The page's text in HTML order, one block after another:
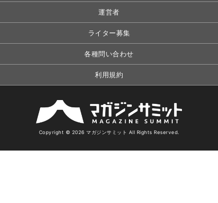
運営者
ライター募集
各種問い合わせ
利用規約
Copyright © 2026 マガジンサミット All Rights Reserved.